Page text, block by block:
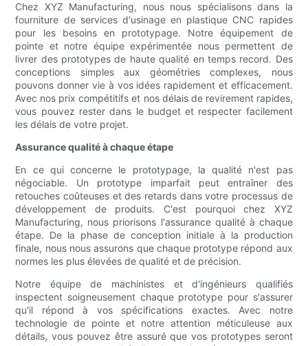
Chez XYZ Manufacturing, nous nous spécialisons dans la
fourniture de services d'usinage en plastique CNC rapides
pour les besoins en prototypage. Notre équipement de
pointe et notre équipe expérimentée nous permettent de
livrer des prototypes de haute qualité en temps record. Des
conceptions simples aux géométries complexes, nous
pouvons donner vie à vos idées rapidement et efficacement.
Avec nos prix compétitifs et nos délais de revirement rapides,
vous pouvez rester dans le budget et respecter facilement
les délais de votre projet.
Assurance qualité à chaque étape
En ce qui concerne le prototypage, la qualité n'est pas
négociable. Un prototype imparfait peut entraîner des
retouches coûteuses et des retards dans votre processus de
développement de produits. C'est pourquoi chez XYZ
Manufacturing, nous priorisons l'assurance qualité à chaque
étape. De la phase de conception initiale à la production
finale, nous nous assurons que chaque prototype répond aux
normes les plus élevées de qualité et de précision.
Notre équipe de machinistes et d'ingénieurs qualifiés
inspectent soigneusement chaque prototype pour s'assurer
qu'il répond à vos spécifications exactes. Avec notre
technologie de pointe et notre attention méticuleuse aux
détails, vous pouvez être assuré que vos prototypes seront